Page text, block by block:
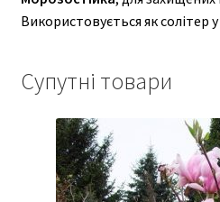
Використовується як солітер
Супутні товари